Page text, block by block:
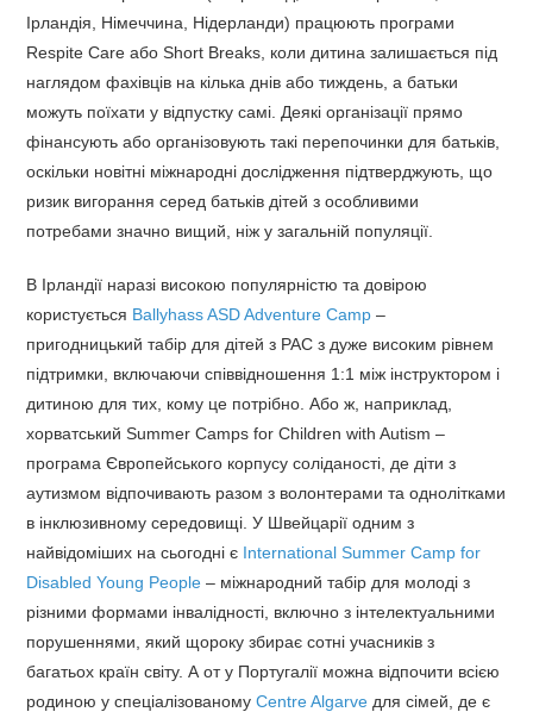
Ірландія, Німеччина, Нідерланди) працюють програми
Respite Care або Short Breaks, коли дитина залишається під
наглядом фахівців на кілька днів або тиждень, а батьки
можуть поїхати у відпустку самі. Деякі організації прямо
фінансують або організовують такі перепочинки для батьків,
оскільки новітні міжнародні дослідження підтверджують, що
ризик вигорання серед батьків дітей з особливими
потребами значно вищий, ніж у загальній популяції.
В Ірландії наразі високою популярністю та довірою
користується Ballyhass ASD Adventure Camp –
пригодницький табір для дітей з РАС з дуже високим рівнем
підтримки, включаючи співвідношення 1:1 між інструктором і
дитиною для тих, кому це потрібно. Або ж, наприклад,
хорватський Summer Camps for Children with Autism –
програма Європейського корпусу соліданості, де діти з
аутизмом відпочивають разом з волонтерами та однолітками
в інклюзивному середовищі. У Швейцарії одним з
найвідоміших на сьогодні є International Summer Camp for
Disabled Young People – міжнародний табір для молоді з
різними формами інвалідності, включно з інтелектуальними
порушеннями, який щороку збирає сотні учасників з
багатьох країн світу. А от у Португалії можна відпочити всією
родиною у спеціалізованомуCentre Algarve для сімей, де є